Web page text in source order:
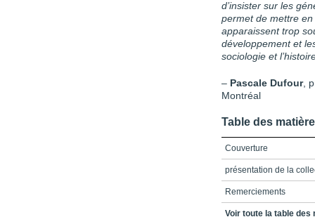
d’insister sur les
permet de mettre
apparaissent trop
développement et
sociologie et
– Pascale Dufour,
Montréal
Table des
Couverture
présentation de la
Remerciements
Table des matières
Voir toute la table des